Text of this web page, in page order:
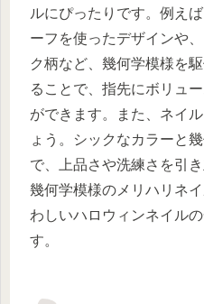
ルにぴったりです。例え
ーフを使ったデザインや
ク柄など、幾何学模様を
ることで、指先にボリュ
ができます。また、ネイ
ょう。シックなカラーと
で、上品さや洗練さを引
幾何学模様のメリハリネ
わしいハロウィンネイル
す。